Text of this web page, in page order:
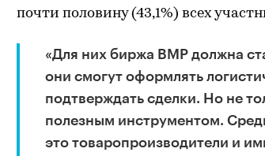
почти половину (43,1%) всех
«Для них биржа ВМР должна
они смогут оформлять
подтверждать сделки. Но не
полезным инструментом.
это товаропроизводители и